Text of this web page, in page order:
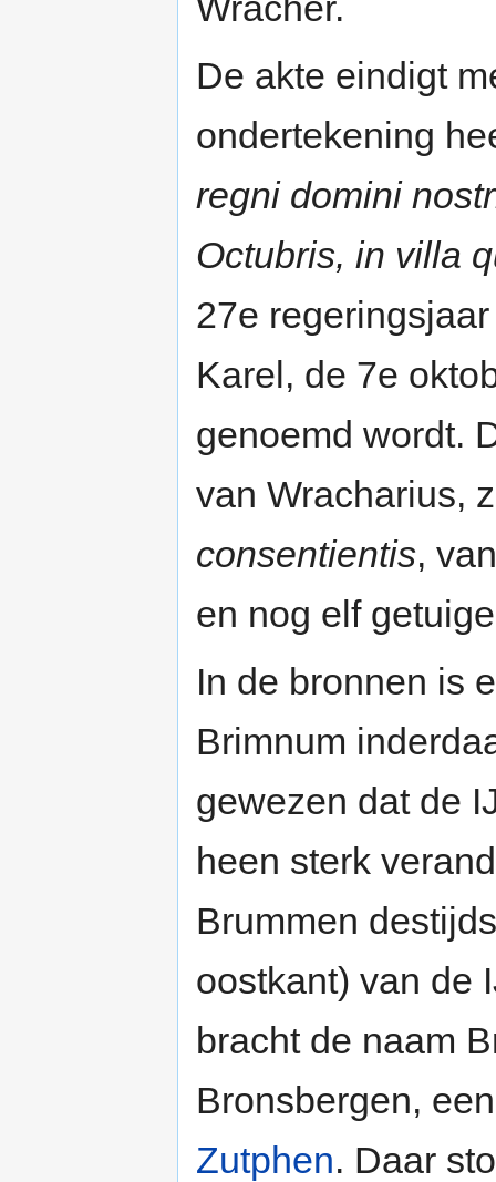
De akte eindigt
ondertekening
regni domini
Octubris, in villa
27e
Karel, de 7e
genoemd wordt.
van Wracharius,
consentientis,
en nog elf
In de bronnen is
Brimnum
gewezen dat de
heen sterk
Brummen
oostkant) van de
bracht de naam
Bronsbergen,
Zutphen. Daar